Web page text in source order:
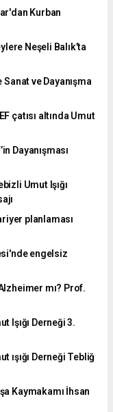
Kurban
Neşeli Balık’ta
Sanat ve Dayanışma
çatısı altında Umut
Dayanışması
Umut Işığı
planlaması
engelsiz
mı? Prof.
Işığı Derneği 3.
ışığı Derneği Tebliğ
Kaymakamı İhsan